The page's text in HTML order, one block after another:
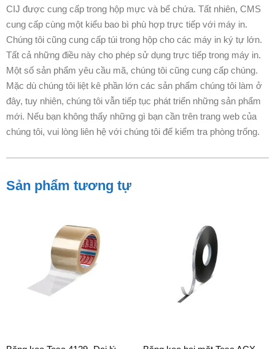
CIJ được cung cấp trong hộp mực và bể chứa. Tất nhiên, CMS
cung cấp cùng một kiểu bao bì phù hợp trực tiếp với máy in.
Chúng tôi cũng cung cấp túi trong hộp cho các máy in ký tự lớn.
Tất cả những điều này cho phép sử dụng trực tiếp trong máy in.
Một số sản phẩm yêu cầu mã, chúng tôi cũng cung cấp chúng.
Mặc dù chúng tôi liệt kê phần lớn các sản phẩm chúng tôi làm ở
đây, tuy nhiên, chúng tôi vẫn tiếp tục phát triển những sản phẩm
mới. Nếu bạn không thấy những gì bạn cần trên trang web của
chúng tôi, vui lòng liên hệ với chúng tôi để kiểm tra phòng trống.
Sản phẩm tương tự